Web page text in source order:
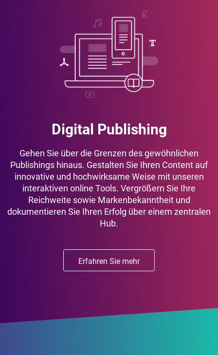
Digital Publishing
Gehen Sie über die Grenzen des gewöhnlichen
Publishings hinaus. Gestalten Sie Ihren Content auf
innovative und hochwirksame Weise mit unseren
interaktiven online Tools. Vergrößern Sie Ihre
Reichweite sowie Markenbekanntheit und
dokumentieren Sie Ihren Erfolg über einem zentralen
Hub.
Erfahren Sie mehr